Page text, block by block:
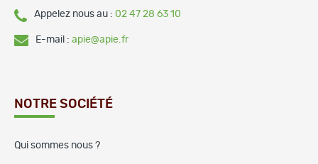
Appelez nous au : 02 47 28 63 10
E-mail : apie@apie.fr
NOTRE SOCIÉTÉ
Qui sommes nous ?